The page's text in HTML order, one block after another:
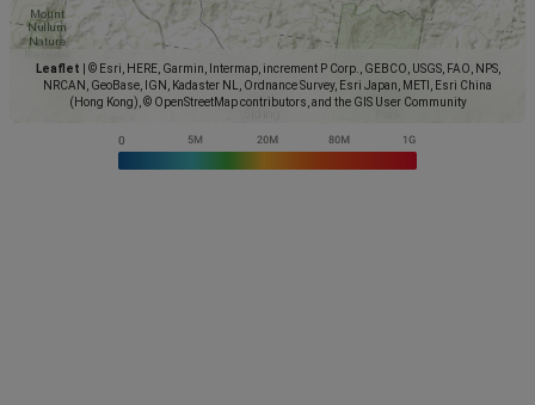
Leaflet
© Esri, HERE, Garmin, Intermap, increment P Corp., GEBCO, USGS, FAO, NPS,
NRCAN, GeoBase, IGN, Kadaster NL, Ordnance Survey, Esri Japan, METI, Esri China
(Hong Kong), © OpenStreetMap contributors, and the GIS User Community